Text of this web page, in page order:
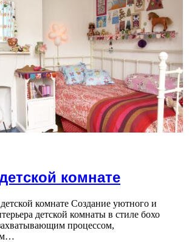
комнате
комнате Создание уютного и
детской комнаты в стиле бохо
процессом,